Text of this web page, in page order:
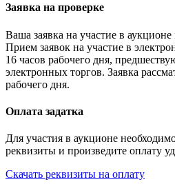
Заявка на проверке
Ваша заявка на участие в аукционе
Прием заявок на участие в
16 часов рабочего дня,
электронных торгов. Заявка
рабочего дня.
Оплата задатка
Для участия в аукционе
реквизиты и произведите оплату
Скачать реквизиты на оплату